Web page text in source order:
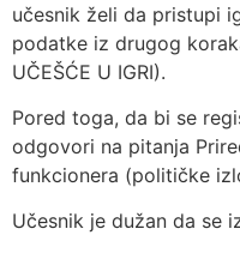
učesnik želi da pristupi
podatke iz drugog
UČEŠĆE U IGRI).
Pored toga, da bi se
odgovori na pitanja
funkcionera (političke
Učesnik je dužan da se